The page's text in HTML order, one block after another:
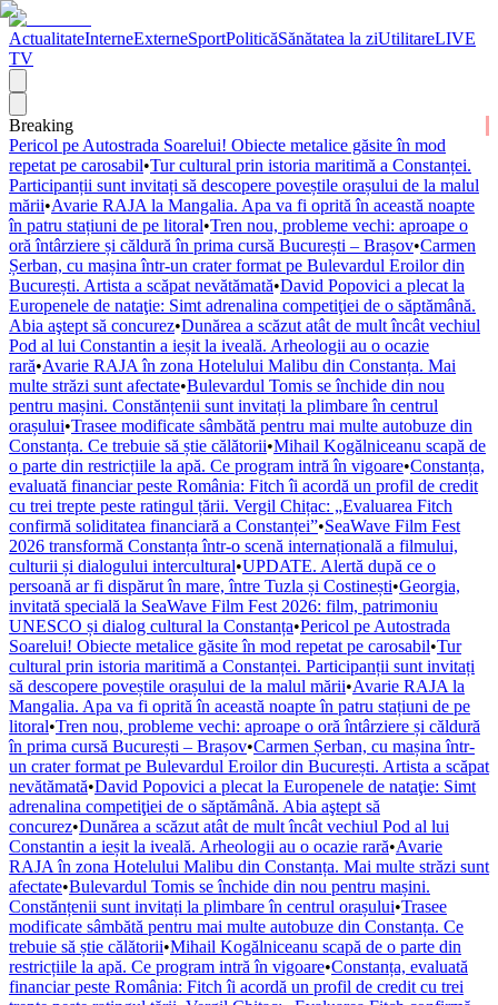
ActualitateInterneExterneSportPoliticăSănătatea la ziUtilitareLIVE
TV
Breaking
Pericol pe Autostrada Soarelui! Obiecte metalice găsite în mod
repetat pe carosabil•Tur cultural prin istoria maritimă a Constanței.
Participanții sunt invitați să descopere poveștile orașului de la malul
mării•Avarie RAJA la Mangalia. Apa va fi oprită în această noapte
în patru stațiuni de pe litoral•Tren nou, probleme vechi: aproape o
oră întârziere și căldură în prima cursă București – Brașov•Carmen
Șerban, cu mașina într-un crater format pe Bulevardul Eroilor din
București. Artista a scăpat nevătămată•David Popovici a plecat la
Europenele de nataţie: Simt adrenalina competiţiei de o săptămână.
Abia aştept să concurez•Dunărea a scăzut atât de mult încât vechiul
Pod al lui Constantin a ieșit la iveală. Arheologii au o ocazie
rară•Avarie RAJA în zona Hotelului Malibu din Constanța. Mai
multe străzi sunt afectate•Bulevardul Tomis se închide din nou
pentru mașini. Constănțenii sunt invitați la plimbare în centrul
orașului•Trasee modificate sâmbătă pentru mai multe autobuze din
Constanța. Ce trebuie să știe călătorii•Mihail Kogălniceanu scapă de
o parte din restricțiile la apă. Ce program intră în vigoare•Constanța,
evaluată financiar peste România: Fitch îi acordă un profil de credit
cu trei trepte peste ratingul țării. Vergil Chițac: „Evaluarea Fitch
confirmă soliditatea financiară a Constanței”•SeaWave Film Fest
2026 transformă Constanța într-o scenă internațională a filmului,
culturii și dialogului intercultural•UPDATE. Alertă după ce o
persoană ar fi dispărut în mare, între Tuzla și Costinești•Georgia,
invitată specială la SeaWave Film Fest 2026: film, patrimoniu
UNESCO și dialog cultural la Constanța•Pericol pe Autostrada
Soarelui! Obiecte metalice găsite în mod repetat pe carosabil•Tur
cultural prin istoria maritimă a Constanței. Participanții sunt invitați
să descopere poveștile orașului de la malul mării•Avarie RAJA la
Mangalia. Apa va fi oprită în această noapte în patru stațiuni de pe
litoral•Tren nou, probleme vechi: aproape o oră întârziere și căldură
în prima cursă București – Brașov•Carmen Șerban, cu mașina într-
un crater format pe Bulevardul Eroilor din București. Artista a scăpat
nevătămată•David Popovici a plecat la Europenele de nataţie: Simt
adrenalina competiţiei de o săptămână. Abia aştept să
concurez•Dunărea a scăzut atât de mult încât vechiul Pod al lui
Constantin a ieșit la iveală. Arheologii au o ocazie rară•Avarie
RAJA în zona Hotelului Malibu din Constanța. Mai multe străzi sunt
afectate•Bulevardul Tomis se închide din nou pentru mașini.
Constănțenii sunt invitați la plimbare în centrul orașului•Trasee
modificate sâmbătă pentru mai multe autobuze din Constanța. Ce
trebuie să știe călătorii•Mihail Kogălniceanu scapă de o parte din
restricțiile la apă. Ce program intră în vigoare•Constanța, evaluată
financiar peste România: Fitch îi acordă un profil de credit cu trei